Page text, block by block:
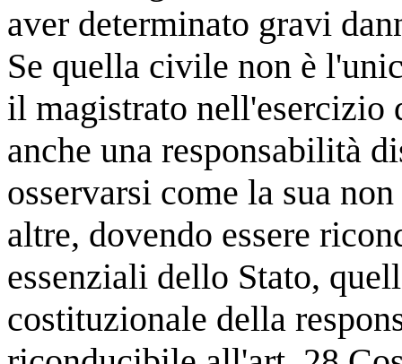
aver determinato gravi
Se quella civile non è
il magistrato nell'esercizio
anche una responsabilità
osservarsi come la sua
altre, dovendo essere
essenziali dello Stato,
costituzionale della